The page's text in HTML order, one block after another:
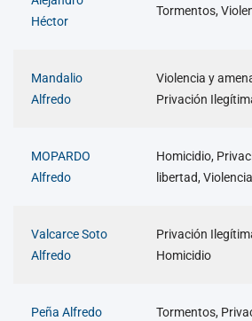
Héctor
Tormentos,
Mandalio
Alfredo
Violencia y
Privación
MOPARDO
Alfredo
Homicidio,
libertad,
Valcarce Soto
Alfredo
Privación
Homicidio
Peña Alfredo
Tormentos,